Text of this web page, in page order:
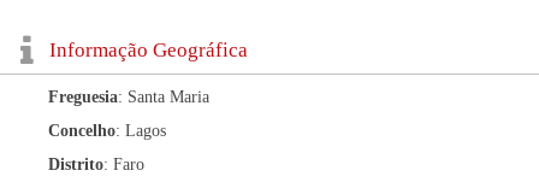
Informação Geográfica
Freguesia: Santa Maria
Concelho: Lagos
Distrito: Faro